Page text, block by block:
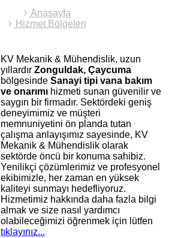
Anasayfa
Hizmet Bölgeleri
KV Mekanik & Mühendislik, uzun
yıllardırZonguldak, Çaycuma
bölgesindeSanayi tipi vana bakım
ve onarımı hizmeti sunan güvenilir ve
saygın bir firmadır. Sektördeki geniş
deneyimimiz ve müşteri
memnuniyetini ön planda tutan
çalışma anlayışımız sayesinde, KV
Mekanik & Mühendislik olarak
sektörde öncü bir konuma sahibiz.
Yenilikçi çözümlerimiz ve profesyonel
ekibimizle, her zaman en yüksek
kaliteyi sunmayı hedefliyoruz.
Hizmetimiz hakkında daha fazla bilgi
almak ve size nasıl yardımcı
olabileceğimizi öğrenmek için lütfen
tıklayınız...